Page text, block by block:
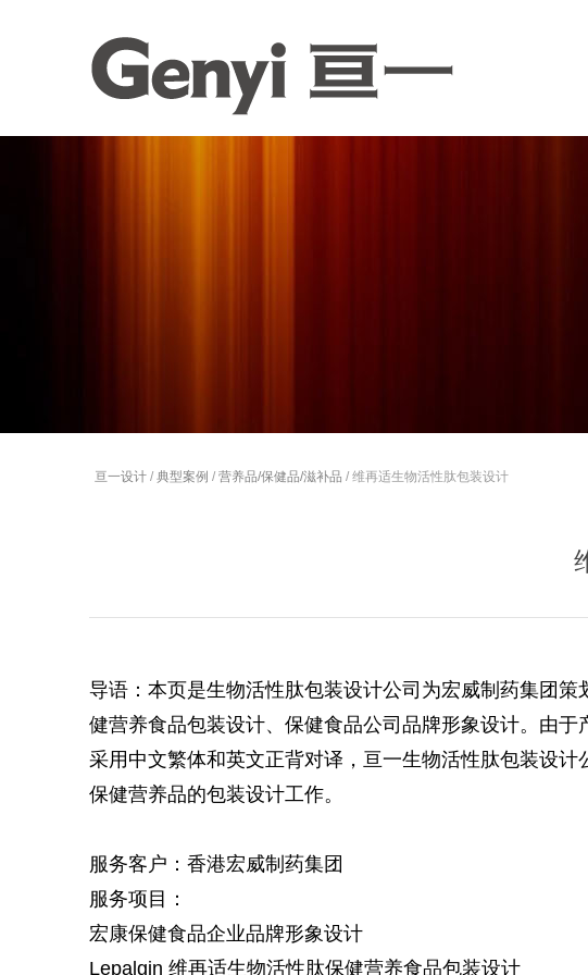
亘一设计 / 典型案例 / 营养品/保健品/滋补品 / 维再适生物活性肽包装设计
导语：本页是生物活性肽包装设计公司为宏威制药集团策
健营养食品包装设计、 保健食品公司品牌形象设计。 由于
采用中文繁体和英文正背对译，亘一生物活性肽包装设
保健营养品的包装设计工作。
服务客户：香港宏威制药集团
服务项目：
宏康保健食品企业品牌形象设计
Lepalgin 维再适生物活性肽保健营养食品包装设计